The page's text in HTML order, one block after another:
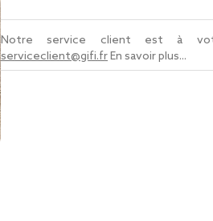
Notre service client est à
serviceclient@gifi.frEn savoir plus...